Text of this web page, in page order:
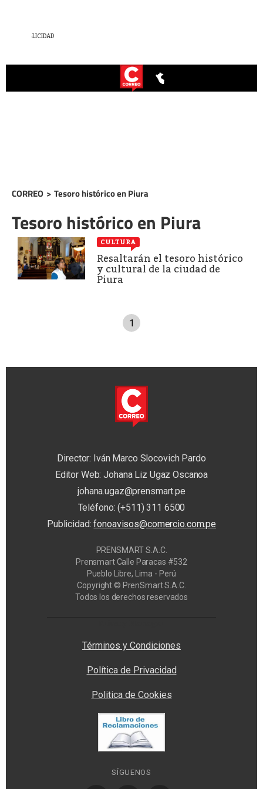
CORREO > Tesoro histórico en Piura
Tesoro histórico en Piura
CULTURA
Resaltarán el tesoro histórico
y cultural de la ciudad de
Piura
1
Director: Iván Marco Slocovich Pardo
Editor Web: Johana Liz Ugaz Oscanoa
johana.ugaz@prensmart.pe
Teléfono: (+511) 311 6500
Publicidad:fonoavisos@comercio.com.pe
PRENSMART S.A.C.
Prensmart Calle Paracas #532
Pueblo Libre, Lima - Perú
Copyright © PrenSmart S.A.C.
Todos los derechos reservados
Términos y Condiciones
Política de Privacidad
Politica de Cookies
SÍGUENOS